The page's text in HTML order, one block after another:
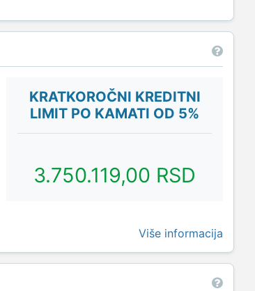
KRATKOROČNI KREDITNI
LIMIT PO KAMATI OD 5%
3.750.119,00 RSD
Više informacija